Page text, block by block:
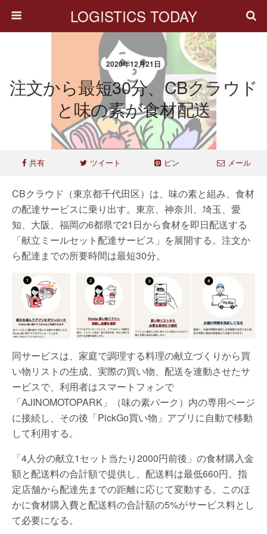
LOGISTICS TODAY
2020年12月21日
注文から最短30分、CBクラウド
と味の素が食材配送
共有 ツイート ピン メール
CBクラウド（東京都千代田区）は、味の素と組み、食材
の配達サービスに乗り出す。東京、神奈川、埼玉、愛
知、大阪、福岡の6都県で21日から食材を即日配送する
「献立ミールセット配達サービス」を展開する。注文か
ら配達までの所要時間は最短30分。
同サービスは、家庭で調理する料理の献立づくりから買
い物リストの生成、実際の買い物、配送を連動させたサ
ービスで、利用者はスマートフォンで
「AJINOMOTOPARK」（味の素パーク）内の専用ページ
に接続し、その後「PickGo買い物」アプリに自動で移動
して利用する。
「4人分の献立1セット当たり2000円前後」の食材購入金
額と配送料の合計額で提供し、配送料は最低660円。指
定店舗から配達先までの距離に応じて変動する。このほ
かに食材購入費と配送料の合計額の5%がサービス料とし
て必要になる。